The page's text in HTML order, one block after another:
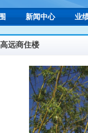
新闻中心 业
联系我们
高远商住楼